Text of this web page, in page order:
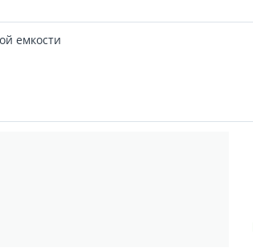
емкости